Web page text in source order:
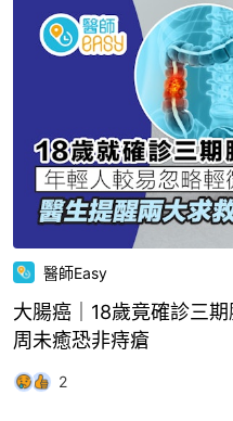
醫師Easy
大腸癌｜18歲竟確診三
周未癒恐非痔瘡
2